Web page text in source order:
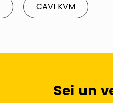
CAVI KVM
Sei un